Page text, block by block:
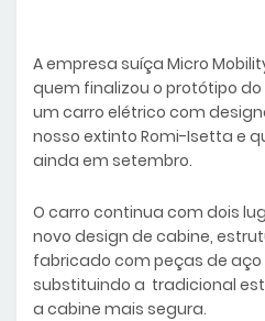
A empresa suíça Micro
quem finalizou o protótipo do
um carro elétrico com
nosso extinto Romi-Isetta e
ainda em setembro.
O carro continua com dois
novo design de cabine,
fabricado com peças de aço
substituindo a tradicional
a cabine mais segura.